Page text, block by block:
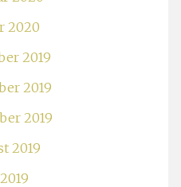
2020
2019
2019
2019
2019